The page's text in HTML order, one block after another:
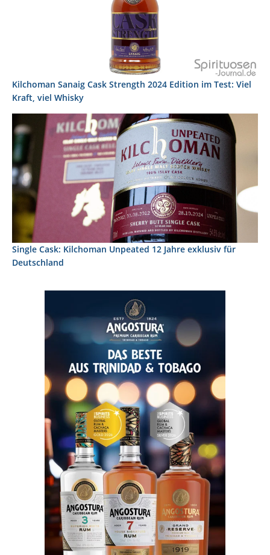
Kilchoman Sanaig Cask Strength 2024 Edition im Test: Viel
Kraft, viel Whisky
Single Cask: Kilchoman Unpeated 12 Jahre exklusiv für
Deutschland